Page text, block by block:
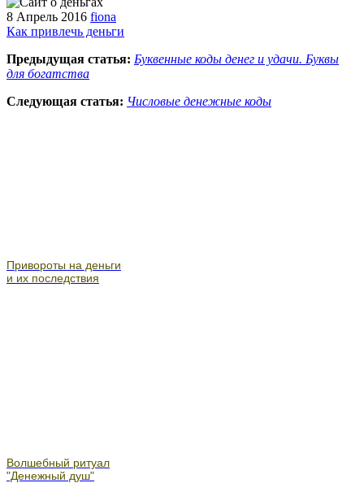
8 Апрель 2016 fiona
Как привлечь деньги
Предыдущая статья: Буквенные коды денег и удачи. Буквы
для богатства
Следующая статья: Числовые денежные коды
Привороты на деньги
и их последствия
Волшебный ритуал
"Денежный душ"